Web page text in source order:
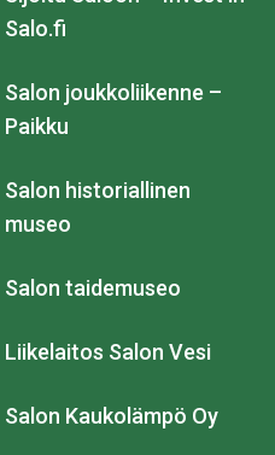
Salo.fi
Salon joukkoliikenne –
Paikku
Salon historiallinen
museo
Salon taidemuseo
Liikelaitos Salon Vesi
Salon Kaukolämpö Oy